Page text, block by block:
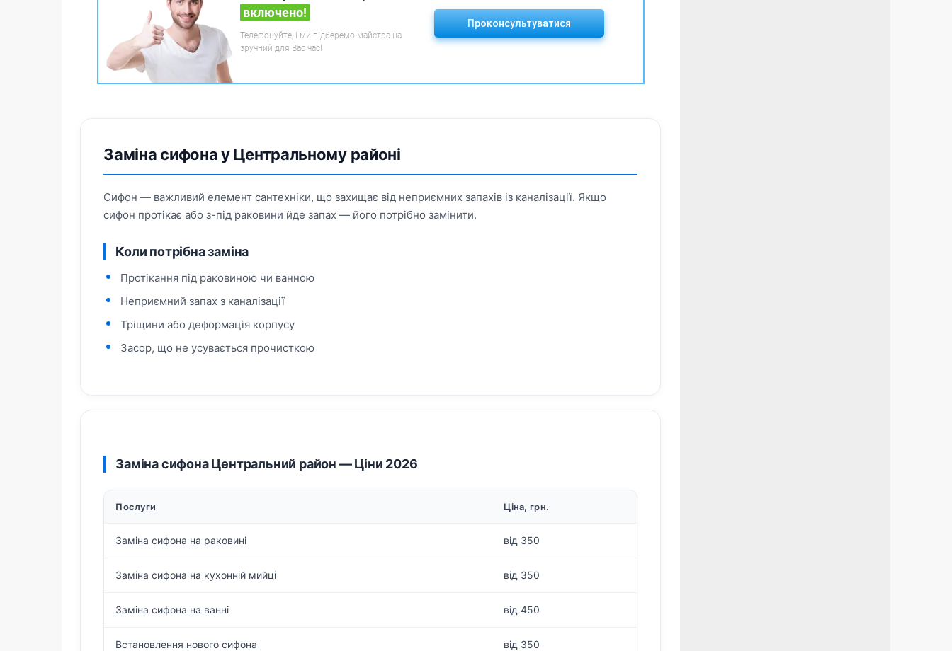
включено!
Телефонуйте, і ми підберемо майстра на
зручний для Вас час!
Проконсультуватися
Заміна сифона у Центральному районі
Сифон — важливий елемент сантехніки, що захищає від неприємних запахів із каналізації. Якщо
сифон протікає або з-під раковини йде запах — його потрібно замінити.
Коли потрібна заміна
Протікання під раковиною чи ванною
Неприємний запах з каналізації
Тріщини або деформація корпусу
Засор, що не усувається прочисткою
Заміна сифона Центральний район — Ціни 2026
Послуги Ціна, грн.
Заміна сифона на раковині від 350
Заміна сифона на кухонній мийці від 350
Заміна сифона на ванні від 450
Встановлення нового сифона від 350